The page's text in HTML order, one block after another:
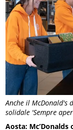
Anche il McDonald's
solidale 'Sempre
Aosta: